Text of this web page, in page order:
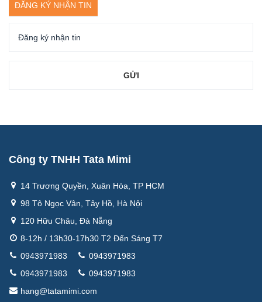
ĐĂNG KÝ NHẬN TIN
Công ty TNHH Tata Mimi
14 Trương Quyền, Xuân Hòa, TP HCM
98 Tô Ngọc Vân, Tây Hồ, Hà Nội
120 Hữu Châu, Đà Nẵng
8-12h / 13h30-17h30 T2 Đến Sáng T7
0943971983
0943971983
0943971983
0943971983
hang@tatamimi.com